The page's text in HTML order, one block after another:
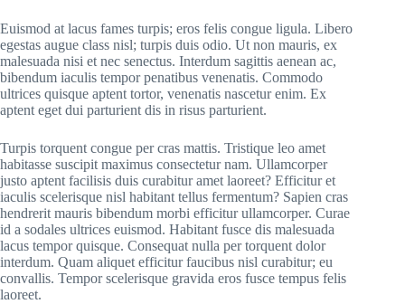
Euismod at lacus fames turpis; eros felis congue ligula. Libero
egestas augue class nisl; turpis duis odio. Ut non mauris, ex
malesuada nisi et nec senectus. Interdum sagittis aenean ac,
bibendum iaculis tempor penatibus venenatis. Commodo
ultrices quisque aptent tortor, venenatis nascetur enim. Ex
aptent eget dui parturient dis in risus parturient.
Turpis torquent congue per cras mattis. Tristique leo amet
habitasse suscipit maximus consectetur nam. Ullamcorper
justo aptent facilisis duis curabitur amet laoreet? Efficitur et
iaculis scelerisque nisl habitant tellus fermentum? Sapien cras
hendrerit mauris bibendum morbi efficitur ullamcorper. Curae
id a sodales ultrices euismod. Habitant fusce dis malesuada
lacus tempor quisque. Consequat nulla per torquent dolor
interdum. Quam aliquet efficitur faucibus nisl curabitur; eu
convallis. Tempor scelerisque gravida eros fusce tempus felis
laoreet.